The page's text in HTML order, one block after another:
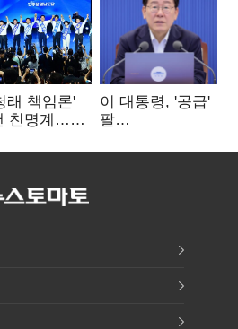
래 책임론'
친명계…
투표 때리기
이 대통령, '공급'
팔
여 내부선